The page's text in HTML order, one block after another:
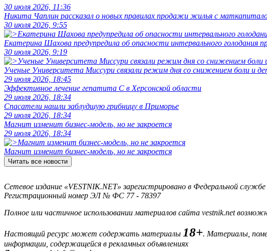
30 июля 2026, 11:36
Никита Чаплин рассказал о новых правилах продажи жилья с
30 июля 2026, 9:55
Екатерина Шахова предупредила об опасности интервального голодания
30 июля 2026, 9:19
Ученые Университета Миссури связали режим дня со снижением боли и
29 июля 2026, 18:45
Эффективное лечение гепатита C в Херсонской области
29 июля 2026, 18:34
Спасатели нашли заблудшую грибницу в Приморье
29 июля 2026, 18:34
Магнит изменит бизнес-модель, но не закроется
29 июля 2026, 18:34
Магнит изменит бизнес-модель, но не закроется
Читать все новости
Сетевое издание «VESTNIK.NET» зарегистрировано в Федеральной
Регистрационный номер ЭЛ № ФС 77 - 78397
Полное или частичное использовании материалов сайта vestnik.net
Настоящий ресурс может содержать материалы 18+. Материалы,
информации, содержащейся в рекламных объявлениях